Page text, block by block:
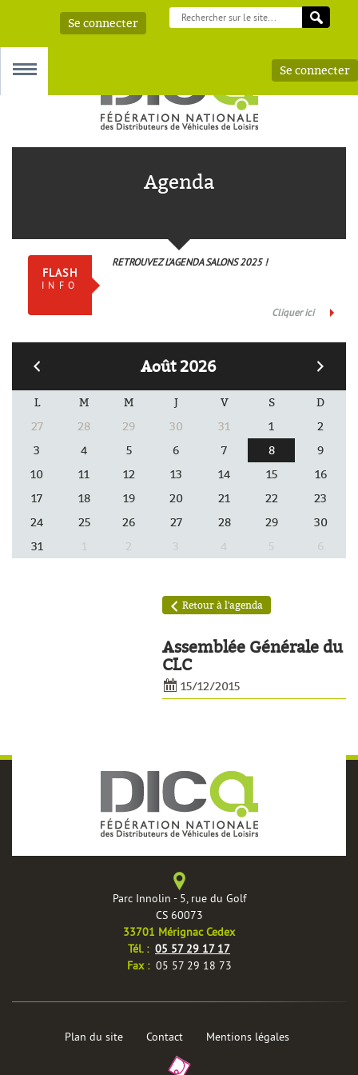
Se connecter
AAA
Se connecter
Agenda
FLASH
INFO
RETROUVEZ L’AGENDA SALONS 2025 !
Cliquer ici
Août 2026
L M M J V S
D
27
28 29 30 31 1
2
3
4 5 6 7 8
9
10
11 12 13 14 15
16
17
18 19 20 21 22
23
24
25 26 27 28 29
30
31
1 2 3 4 5 6
Retour à l'agenda
Assemblée Générale du
CLC
15/12/2015
Parc Innolin - 5, rue du Golf
CS 60073
33701 Mérignac Cedex
Tél. : 05 57 29 17 17
Fax :05 57 29 18 73
Plan du site Contact Mentions légales